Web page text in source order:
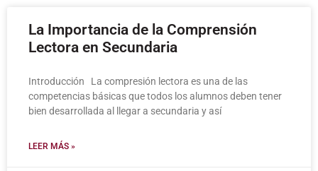
La Importancia de la Comprensión
Lectora en Secundaria
Introducción La compresión lectora es una de las
competencias básicas que todos los alumnos deben tener
bien desarrollada al llegar a secundaria y así
LEER MÁS »